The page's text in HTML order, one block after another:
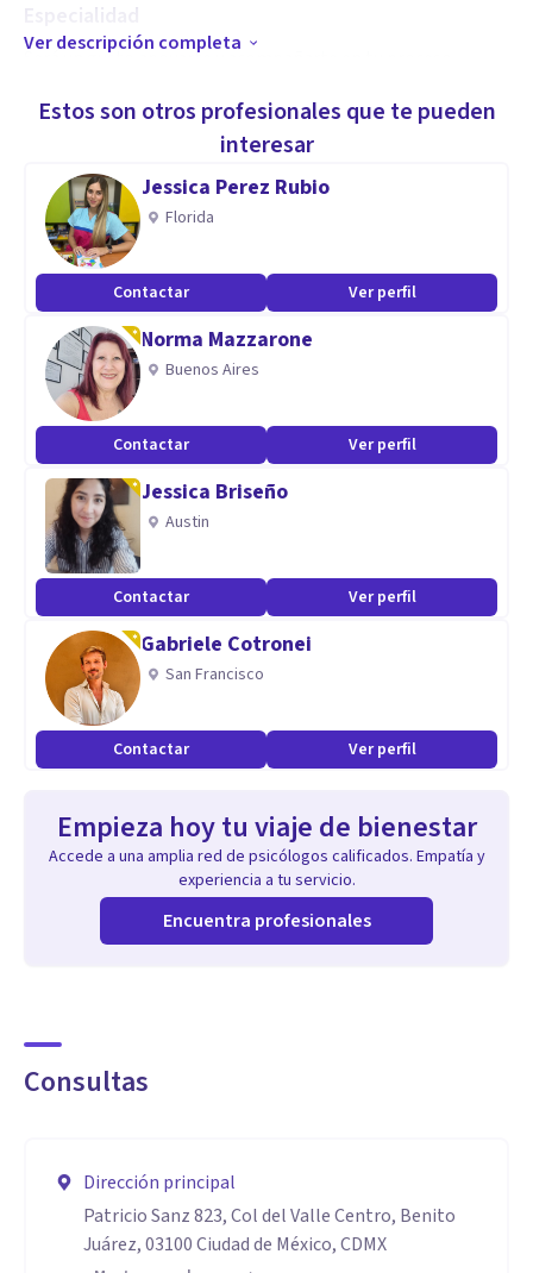
Especialidad
Será un gusto apoyarte y acompañarte en tu proceso.
Aptitudes
Tengo experiencia en terapia individual, en pareja y familiar.
Mi modelo de trabajo es Sistémico, con especialización en
dos vertientes: Sistémico-relacional (escuela de Milán) y
Sistémico-dialógico (escuela de Bérgamo). Además tengo
formación en Diálogo Abierto. Cuento con una especialidad
en Terapia de Pareja.
Ver descripción completa
Estos son otros profesionales que te pueden
interesar
Jessica Perez Rubio
Florida
Contactar Ver perfil
Norma Mazzarone
Buenos Aires
Contactar Ver perfil
Jessica Briseño
Austin
Contactar Ver perfil
Gabriele Cotronei
San Francisco
Contactar Ver perfil
Empieza hoy tu viaje de bienestar
Accede a una amplia red de psicólogos calificados. Empatía y
experiencia a tu servicio.
Encuentra profesionales
Consultas
Dirección principal
Patricio Sanz 823, Col del Valle Centro, Benito
Juárez, 03100 Ciudad de México, CDMX